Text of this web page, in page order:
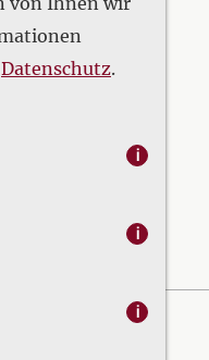
Datenschutz.
i
i
i